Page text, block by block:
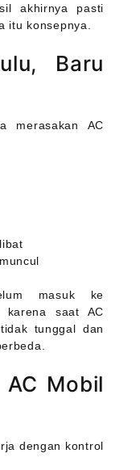
akhirnya pasti
itu konsepnya.
Baru
merasakan AC
masuk ke
karena saat AC
tunggal dan
Mobil
dengan kontrol